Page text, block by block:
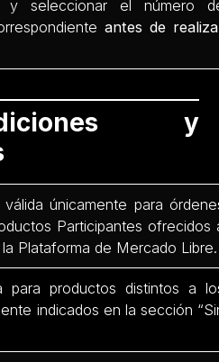
y seleccionar el número
antes de
y
válida únicamente para
Participantes ofrecidos
Plataforma de Mercado Libre.
para productos distintos a
indicados en la sección